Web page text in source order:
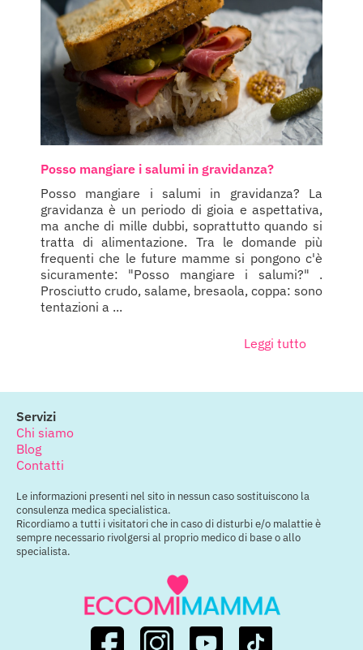
Posso mangiare i salumi in gravidanza?
Posso mangiare i salumi in gravidanza? La
gravidanza è un periodo di gioia e aspettativa,
ma anche di mille dubbi, soprattutto quando si
tratta di alimentazione. Tra le domande più
frequenti che le future mamme si pongono c'è
sicuramente: "Posso mangiare i salumi?" .
Prosciutto crudo, salame, bresaola, coppa: sono
tentazioni a ...
Leggi tutto
Servizi
Chi siamo
Blog
Contatti
Le informazioni presenti nel sito in nessun caso sostituiscono la
consulenza medica specialistica.
Ricordiamo a tutti i visitatori che in caso di disturbi e/o malattie è
sempre necessario rivolgersi al proprio medico di base o allo
specialista.